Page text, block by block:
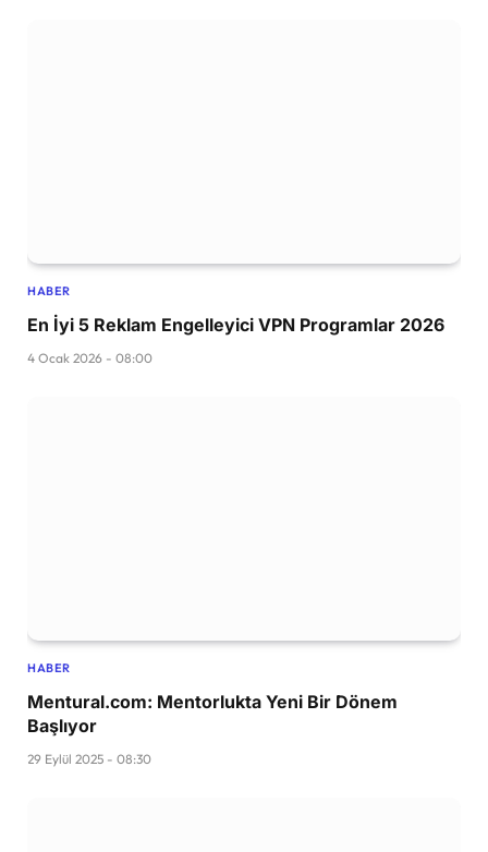
HABER
En İyi 5 Reklam Engelleyici VPN Programlar 2026
4 Ocak 2026 - 08:00
HABER
Mentural.com: Mentorlukta Yeni Bir Dönem
Başlıyor
29 Eylül 2025 - 08:30